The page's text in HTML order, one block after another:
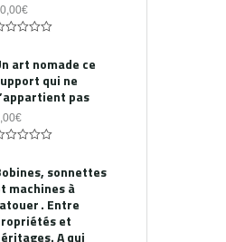
€
art nomade ce
qui ne
pas
€
sonnettes
machines à
. Entre
et
A qui